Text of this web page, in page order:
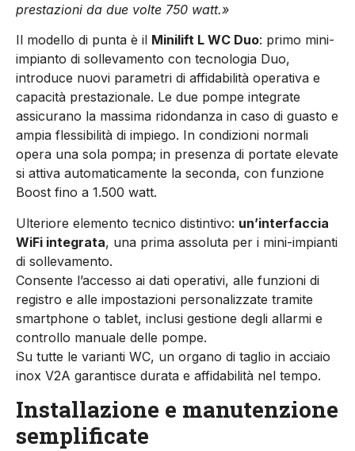
prestazioni da due volte 750 watt.»
Il modello di punta è il Minilift L WC Duo: primo mini-
impianto di sollevamento con tecnologia Duo,
introduce nuovi parametri di affidabilità operativa e
capacità prestazionale. Le due pompe integrate
assicurano la massima ridondanza in caso di guasto e
ampia flessibilità di impiego. In condizioni normali
opera una sola pompa; in presenza di portate elevate
si attiva automaticamente la seconda, con funzione
Boost fino a 1.500 watt.
Ulteriore elemento tecnico distintivo: un’interfaccia
WiFi integrata, una prima assoluta per i mini-impianti
di sollevamento.
Consente l’accesso ai dati operativi, alle funzioni di
registro e alle impostazioni personalizzate tramite
smartphone o tablet, inclusi gestione degli allarmi e
controllo manuale delle pompe.
Su tutte le varianti WC, un organo di taglio in acciaio
inox V2A garantisce durata e affidabilità nel tempo.
Installazione e manutenzione
semplificate